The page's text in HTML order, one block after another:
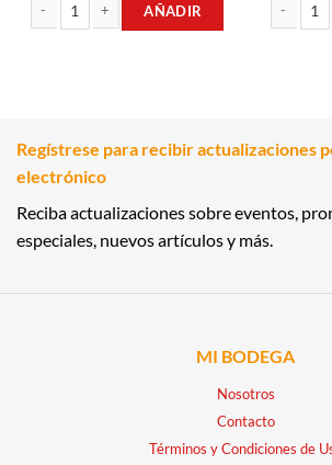
AÑADIR
Regístrese para recibir actualizaciones
electrónico
Reciba actualizaciones sobre eventos,
especiales, nuevos artículos y más.
MI BODEGA
Nosotros
Contacto
Términos y Condiciones de